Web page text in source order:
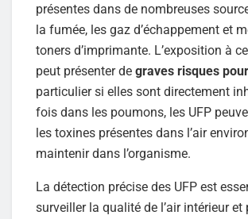
présentes dans de nombreuses
la fumée, les gaz d’échappement et
toners d’imprimante. L’exposition à
peut présenter de graves risques
particulier si elles sont directement
fois dans les poumons, les UFP
les toxines présentes dans l’air
maintenir dans l’organisme.
La détection précise des UFP est
surveiller la qualité de l’air intérieur et